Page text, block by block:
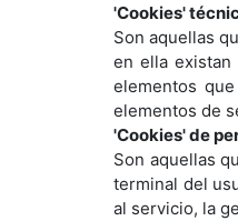
'Cookies'
Son aquellas
en ella existan
elementos
elementos de
'Cookies' de
Son aquellas
terminal del
al servicio, la